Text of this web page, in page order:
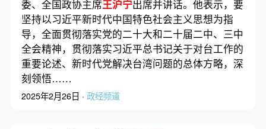
委、全国政协主席王沪宁出席并讲话。他表示，要
坚持以习近平新时代中国特色社会主义思想为指
导，全面贯彻落实党的二十大和二十届二中、三中
全会精神，贯彻落实习近平总书记关于对台工作的
重要论述、新时代党解决台湾问题的总体方略，深
刻领悟……
2025年2月26日 · 政经频道